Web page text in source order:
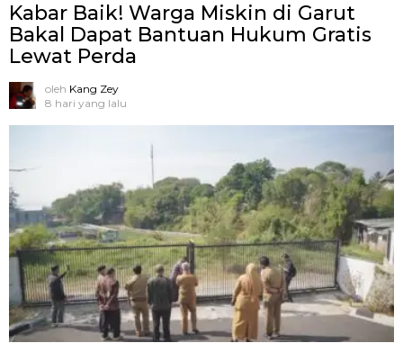
Kabar Baik! Warga Miskin di Garut
Bakal Dapat Bantuan Hukum Gratis
Lewat Perda
oleh Kang Zey
8 hari yang lalu